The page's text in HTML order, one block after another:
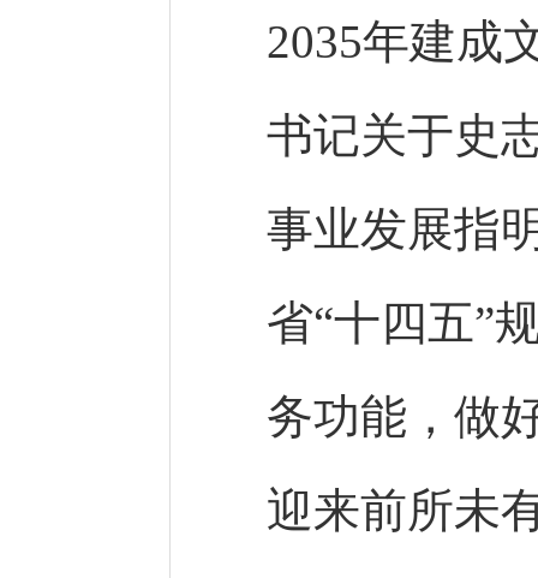
2035年建成
书记关于史
事业发展指
省“十四五”
务功能，做
迎来前所未